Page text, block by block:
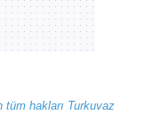
tüm hakları Turkuvaz